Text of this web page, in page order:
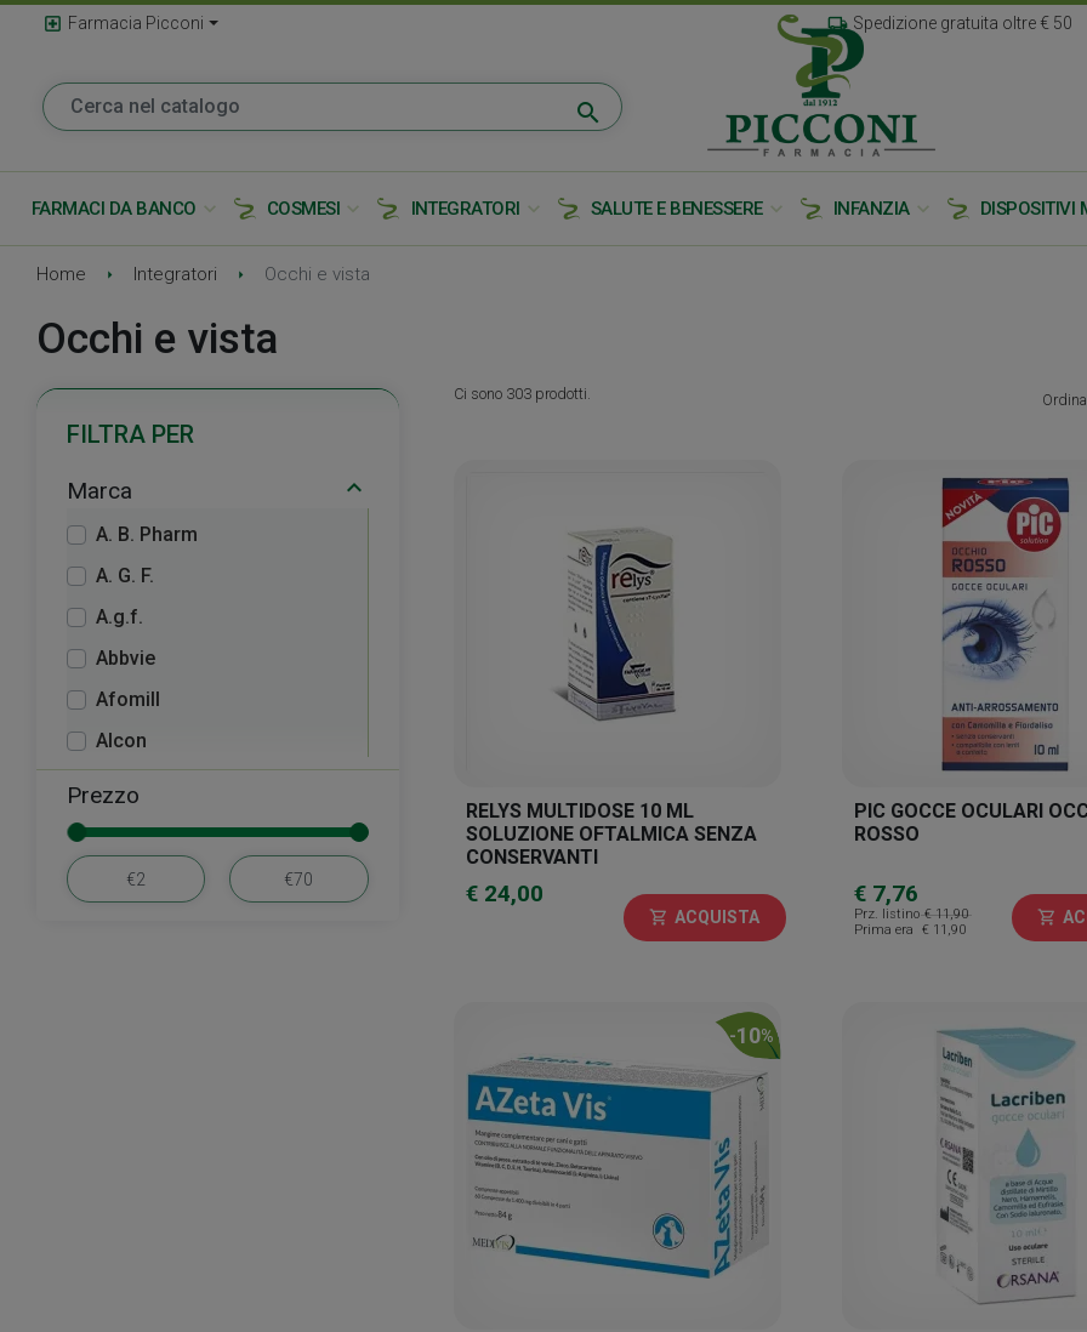
local_hospital Farmacia Picconi local_shipping Spedizione gratuita oltre € 50
search
FARMACI DA BANCO expand_more COSMESI expand_more INTEGRATORI expand_more SALUTE E BENESSERE expand_more INFANZIA expand_more DISPOSITIVI
Home Integratori Occhi e vista
Occhi e vista
FILTRA PER
Marca
A. B. Pharm
A. G. F.
A.g.f.
Abbvie
Afomill
Alcon
Aliveda
Allergan
Amelcur
Prezzo
Ci sono 303 prodotti.
RELYS MULTIDOSE 10 ML
SOLUZIONE OFTALMICA SENZA
CONSERVANTI
€ 24,00
shopping_cart ACQUISTA
PIC GOCCE OCULARI
ROSSO
€ 7,76
Prz. listino € 11,90
Prima era
€ 11,90
shopping_cart
-10%